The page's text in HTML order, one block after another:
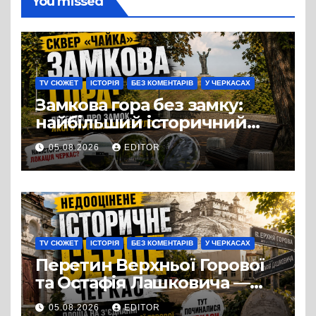
TV СЮЖЕТ ІСТОРІЯ БЕЗ КОМЕНТАРІВ У ЧЕРКАСАХ
Замкова гора без замку:
найбільший історичний
міф Черкас
05.08.2026 EDITOR
TV СЮЖЕТ ІСТОРІЯ БЕЗ КОМЕНТАРІВ У ЧЕРКАСАХ
Перетин Верхньої Горової
та Остафія Лашковича —
історичне серце Черкас.
05.08.2026 EDITOR